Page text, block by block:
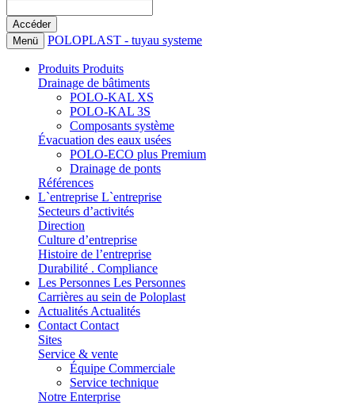
Menü POLOPLAST - tuyau systeme
Produits Produits
Drainage de bâtiments
POLO-KAL XS
POLO-KAL 3S
Composants système
Évacuation des eaux usées
POLO-ECO plus Premium
Drainage de ponts
Références
L`entreprise L`entreprise
Secteurs d’activités
Direction
Culture d’entreprise
Histoire de l’entreprise
Durabilité . Compliance
Les Personnes Les Personnes
Carrières au sein de Poloplast
Actualités Actualités
Contact Contact
Sites
Service & vente
Équipe Commerciale
Service technique
Notre Enterprise